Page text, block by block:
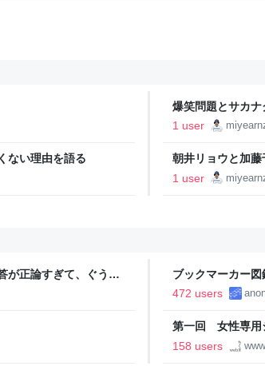
爆笑問題とサカ
こし
1 user
ない理由を語る
朝井リョウと加
1 user
が正論すぎて、ぐうの
ブックマーカー
472 users
第一回 女性専用
158 users